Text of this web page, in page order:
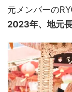
元メンバーの
2023年、地元